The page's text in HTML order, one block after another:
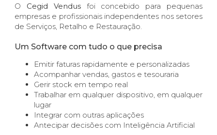
O Cegid Vendusfoi concebido para pequenas
empresas e profissionais independentes nos setores
de Serviços, Retalho e Restauração.
Um Software com tudo o que precisa
Emitir faturas rapidamente e personalizadas
Acompanhar vendas, gastos e tesouraria
Gerir stock em tempo real
Trabalhar em qualquer dispositivo, em qualquer
lugar
Integrar com outras aplicações
Antecipar decisões com Inteligência Artificial